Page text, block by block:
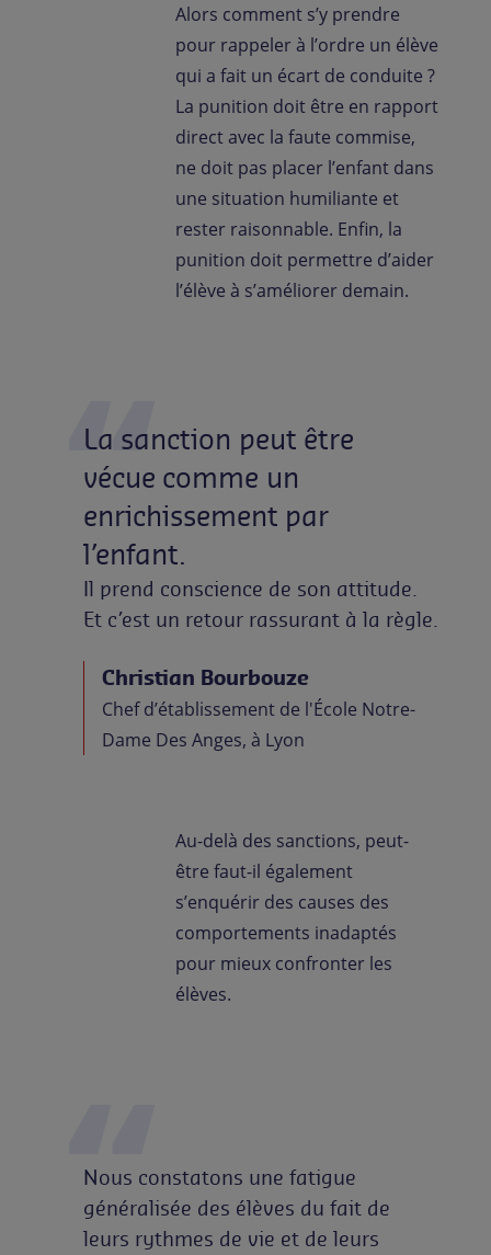
Alors comment s’y prendre
pour rappeler à l’ordre un élève
qui a fait un écart de conduite ?
La punition doit être en rapport
direct avec la faute commise,
ne doit pas placer l’enfant dans
une situation humiliante et
rester raisonnable. Enfin, la
punition doit permettre d’aider
l’élève à s’améliorer demain.
La sanction peut être
vécue comme un
enrichissement par
l’enfant.
Il prend conscience de son attitude.
Et c’est un retour rassurant à la règle.
Christian Bourbouze
Chef d’établissement de l'École Notre-
Dame Des Anges, à Lyon
Au-delà des sanctions, peut-
être faut-il également
s’enquérir des causes des
comportements inadaptés
pour mieux confronter les
élèves.
Nous constatons une fatigue
généralisée des élèves du fait de
leurs rythmes de vie et de leurs